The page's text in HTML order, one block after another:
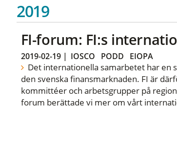
2019
FI-forum: FI:s
2019-02-19| IOSCO PODD EIOPA
Det internationella samarbetet har en
den svenska finansmarknaden. FI är
kommittéer och arbetsgrupper på
forum berättade vi mer om vårt